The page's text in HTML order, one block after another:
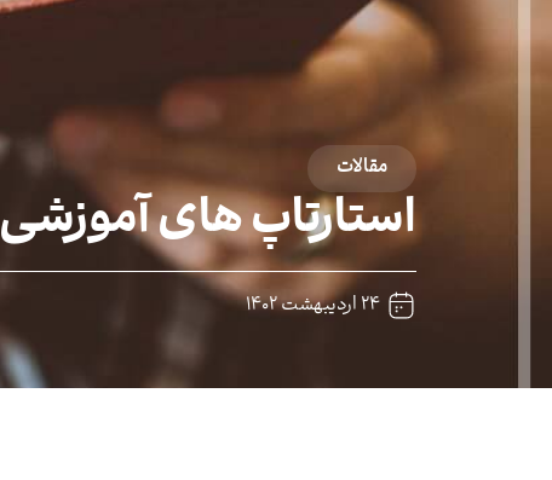
مقالات
استارتاپ های آموزشی
۲۴ اردیبهشت ۱۴۰۲